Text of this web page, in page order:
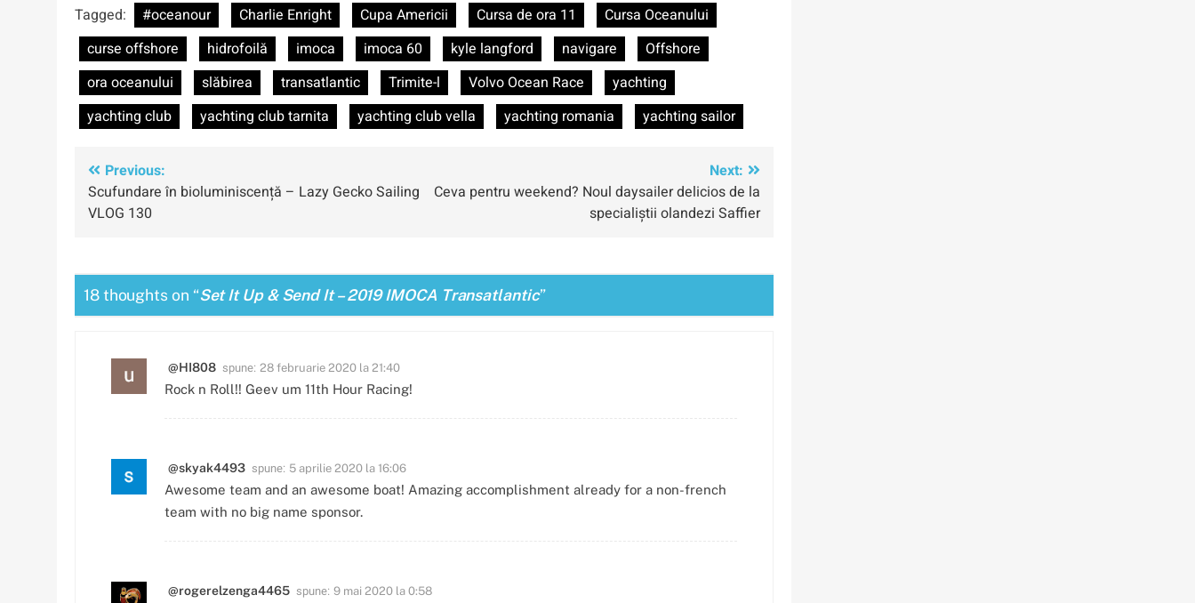
Tagged: #oceanour Charlie Enright Cupa Americii Cursa de ora 11
Cursa Oceanului
curse offshore
hidrofoilă imoca imoca 60 kyle langford navigare
Offshore
ora oceanului
slăbirea transatlantic Trimite-l Volvo Ocean Race
yachting
yachting club
yachting club tarnita yachting club vella yachting romania yachting sailor
Navigare
în
Previous:
Scufundare în bioluminiscență – Lazy Gecko Sailing
VLOG 130
Next:
Ceva pentru weekend? Noul daysailer delicios de la
specialiștii olandezi Saffier
18 thoughts on “Set It Up & Send It – 2019 IMOCA Transatlantic”
@HI808 spune: 28 februarie 2020 la 21:40
Rock n Roll!! Geev um 11th Hour Racing!
@skyak4493 spune: 5 aprilie 2020 la 16:06
Awesome team and an awesome boat! Amazing accomplishment already for a non-french
team with no big name sponsor.
@rogerelzenga4465 spune: 9 mai 2020 la 0:58